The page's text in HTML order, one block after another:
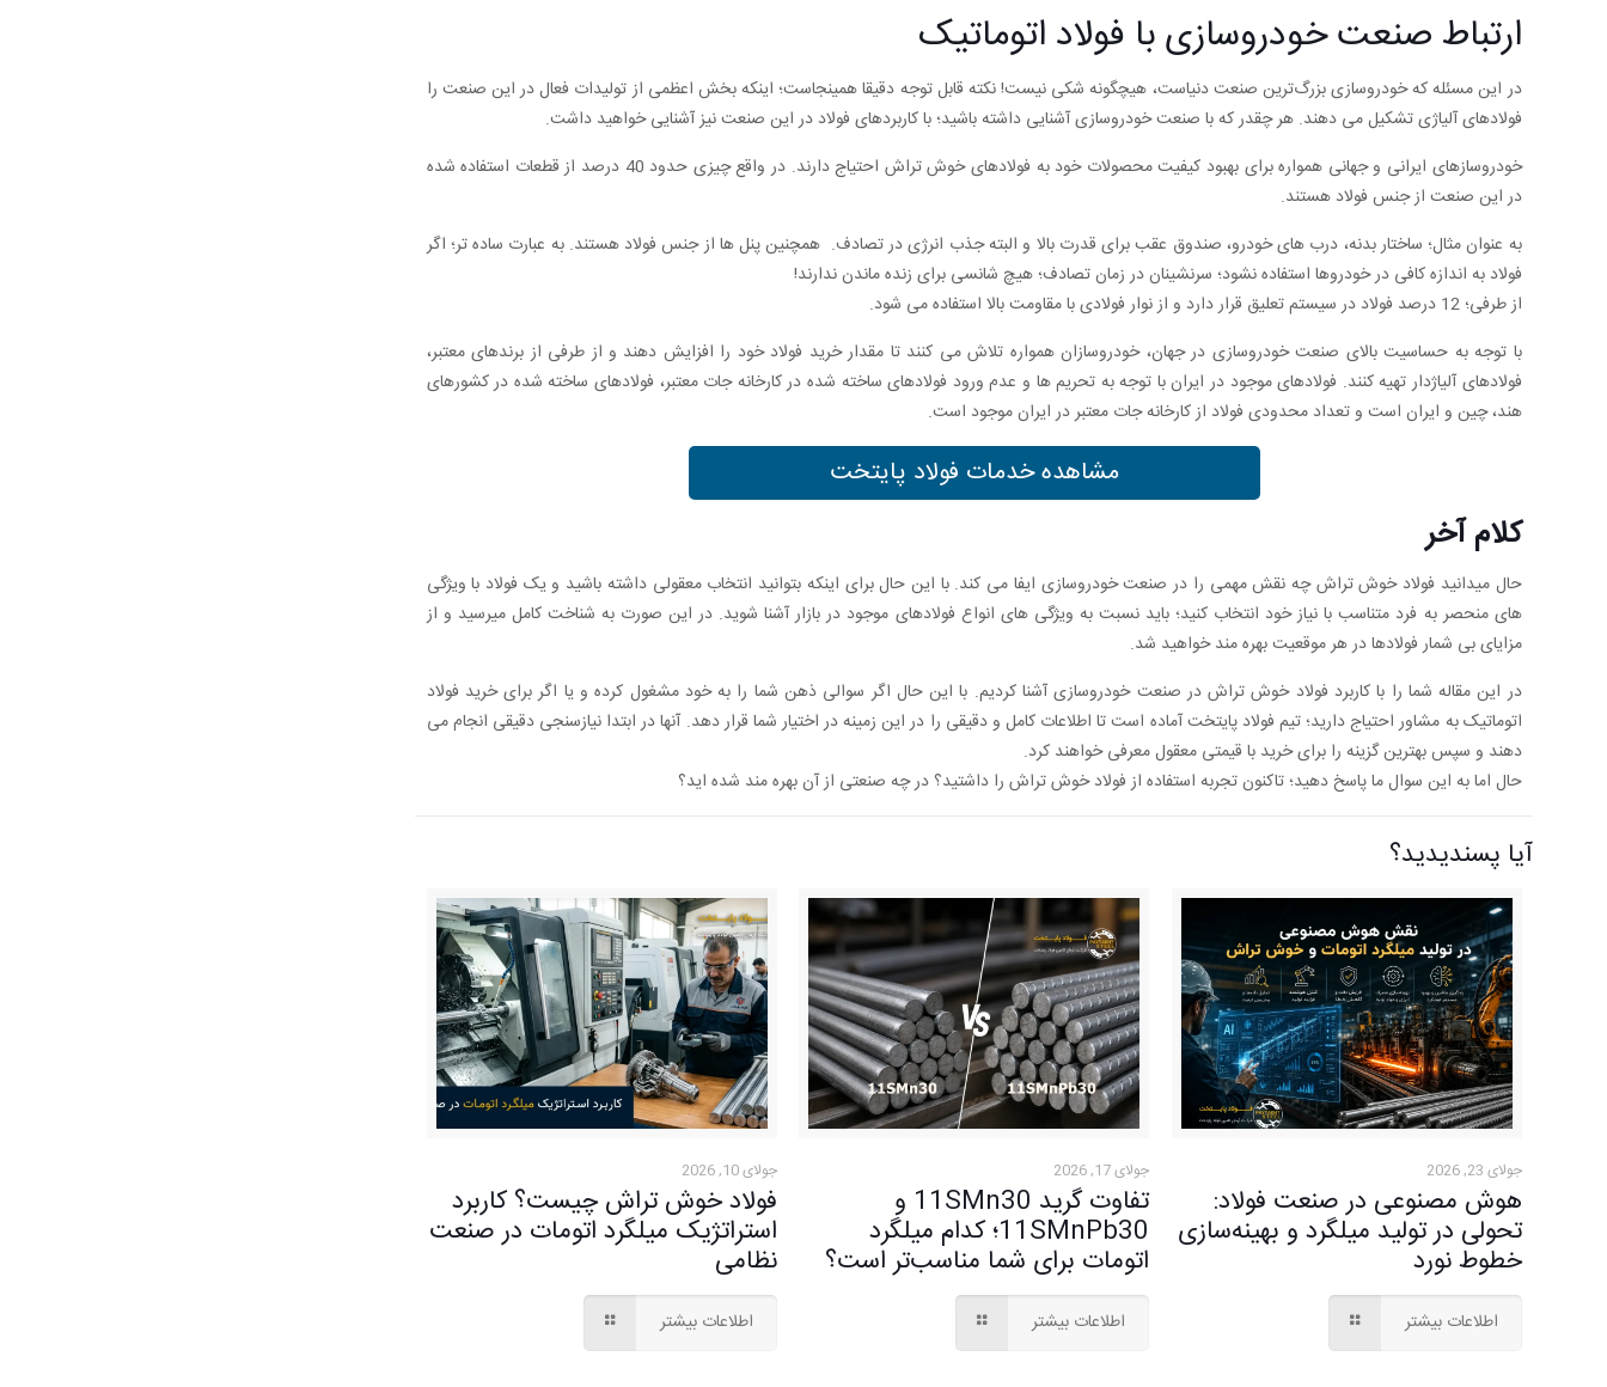
ارتباط صنعت خودروسازی با فولاد اتوماتیک
در این مسئله که خودروسازی بزرگ‌ترین صنعت دنیاست، هیچگونه شکی نیست! نکته قابل توجه دقیقا همینجاست؛ اینکه بخش اعظمی از تولیدات فعال در این صنعت را
فولادهای آلیاژی تشکیل می دهند. هر چقدر که با صنعت خودروسازی آشنایی داشته باشید؛ با کاربردهای فولاد در این صنعت نیز آشنایی خواهید داشت.
خودروسازهای ایرانی و جهانی همواره برای بهبود کیفیت محصولات خود به فولادهای خوش تراش احتیاج دارند. در واقع چیزی حدود 40 درصد از قطعات استفاده شده
در این صنعت از جنس فولاد هستند.
به عنوان مثال؛ ساختار بدنه، درب های خودرو، صندوق عقب برای قدرت بالا و البته جذب انرژی در تصادف. همچنین پنل ها از جنس فولاد هستند. به عبارت ساده‌ تر؛ اگر
فولاد به اندازه کافی در خودروها استفاده نشود؛ سرنشینان در زمان تصادف؛ هیچ شانسی برای زنده ماندن ندارند!
از طرفی؛ 12 درصد فولاد در سیستم تعلیق قرار دارد و از نوار فولادی با مقاومت بالا استفاده می شود.
با توجه به حساسیت بالای صنعت خودروسازی در جهان، خودروسازان همواره تلاش می کنند تا مقدار خرید فولاد خود را افزایش دهند و از طرفی از برندهای معتبر،
فولادهای آلیاژدار تهیه کنند. فولادهای موجود در ایران با توجه به تحریم ها و عدم ورود فولادهای ساخته شده در کارخانه جات معتبر، فولادهای ساخته شده در کشورهای
هند، چین و ایران است و تعداد محدودی فولاد از کارخانه جات معتبر در ایران موجود است.
مشاهده خدمات فولاد پایتخت
کلام آخر
حال میدانید فولاد خوش تراش چه نقش مهمی را در صنعت خودروسازی ایفا می کند. با این حال برای اینکه بتوانید انتخاب معقولی داشته باشید و یک فولاد با ویژگی
های منحصر به فرد متناسب با نیاز خود انتخاب کنید؛ باید نسبت به ویژگی های انواع فولادهای موجود در بازار آشنا شوید. در این صورت به شناخت کامل میرسید و از
مزایای بی شمار فولادها در هر موقعیت بهره مند خواهید شد.
در این مقاله شما را با کاربرد فولاد خوش تراش در صنعت خودروسازی آشنا کردیم. با این حال اگر سوالی ذهن شما را به خود مشغول کرده و یا اگر برای خرید فولاد
اتوماتیک به مشاور احتیاج دارید؛ تیم فولاد پایتخت آماده است تا اطلاعات کامل و دقیقی را در این زمینه در اختیار شما قرار دهد. آنها در ابتدا نیازسنجی دقیقی انجام می
دهند و سپس بهترین گزینه را برای خرید با قیمتی معقول معرفی خواهند کرد.
حال اما به این سوال ما پاسخ دهید؛ تاکنون تجربه استفاده از فولاد خوش تراش را داشتید؟ در چه صنعتی از آن بهره مند شده اید؟
آیا پسندیدید؟
جولای 23, 2026
هوش مصنوعی در صنعت فولاد:
تحولی در تولید میلگرد و بهینه‌سازی
خطوط نورد
اطلاعات بیشتر
جولای 17, 2026
تفاوت گرید 11SMn30 و
11SMnPb30؛ کدام میلگرد
اتومات برای شما مناسب‌تر است؟
اطلاعات بیشتر
جولای 10, 2026
فولاد خوش تراش چیست؟ کاربرد
استراتژیک میلگرد اتومات در صنعت
نظامی
اطلاعات بیشتر